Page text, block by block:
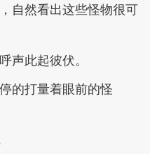
自然看出这些怪物很可
声此起彼伏。
的打量着眼前的怪